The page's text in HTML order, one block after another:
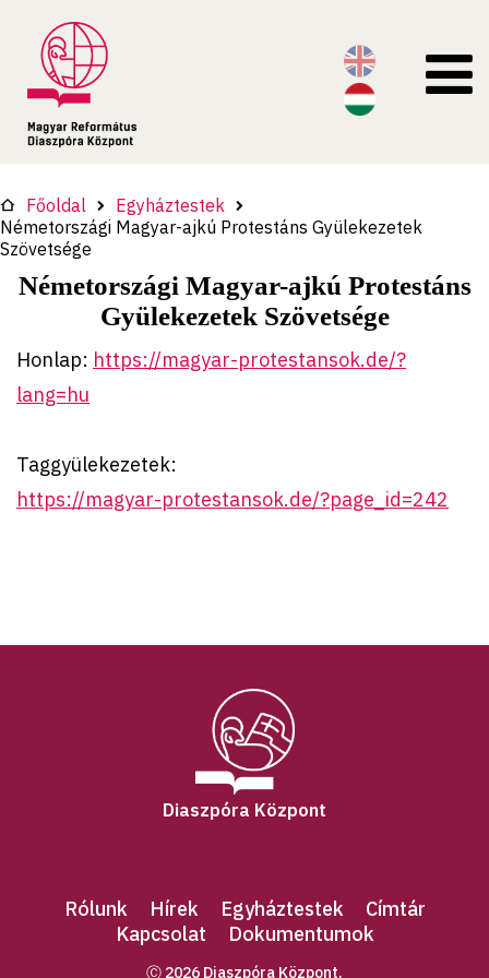
Főoldal
Egyháztestek
Németországi Magyar-ajkú Protestáns Gyülekezetek
Szövetsége
Németországi Magyar-ajkú Protestáns
Gyülekezetek Szövetsége
Honlap: https://magyar-protestansok.de/?
lang=hu
Taggyülekezetek:
https://magyar-protestansok.de/?page_id=242
Diaszpóra Központ
Rólunk Hírek Egyháztestek
Címtár
Kapcsolat
Dokumentumok
Ⓒ 2026 Diaszpóra Központ.